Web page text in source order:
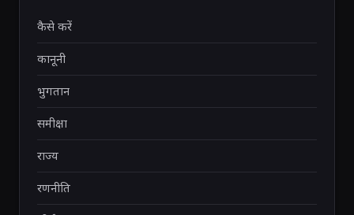
कैसे करें
कानूनी
भुगतान
समीक्षा
राज्य
रणनीति